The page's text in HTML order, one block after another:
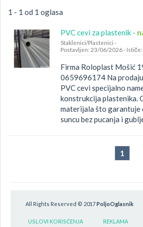
1 - 1 od 1 oglasa
PVC cevi za plastenik -
Staklenici/Plastenici -
Postavljen: 23/06/2026-
Firma Roloplast Mošić
0659696174 Na
PVC cevi specijalno
konstrukcija plastenika.
materijala što garantuje
suncu bez pucanja i
1
All Rights Reserved © 2017PoljoOglasnik
USLOVI KORISĆENJA REKLAMA